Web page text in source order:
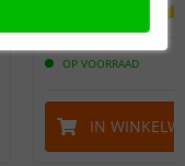
OP VOORRAAD
IN